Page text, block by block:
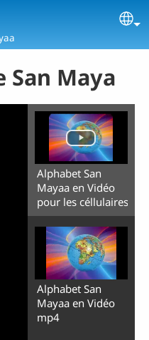
San Maya
Alphabet San
Mayaa en Vidéo
pour les céllulaires
Alphabet San
Mayaa en Vidéo
mp4